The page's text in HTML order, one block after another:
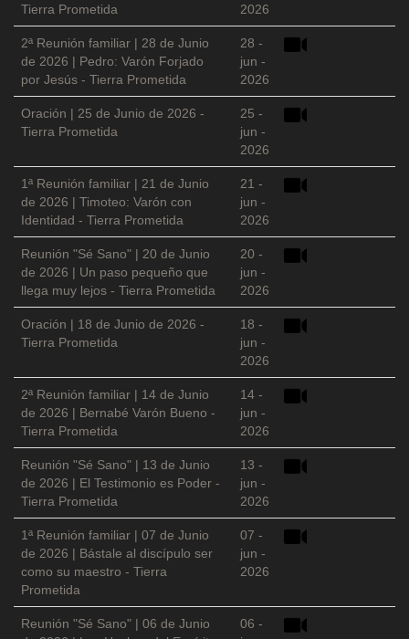
Tierra Prometida
2026
2ª Reunión familiar | 28 de Junio
de 2026 | Pedro: Varón Forjado
por Jesús - Tierra Prometida
28 -
jun -
2026
Oración | 25 de Junio de 2026 -
Tierra Prometida
25 -
jun -
2026
1ª Reunión familiar | 21 de Junio
de 2026 | Timoteo: Varón con
Identidad - Tierra Prometida
21 -
jun -
2026
Reunión "Sé Sano" | 20 de Junio
de 2026 | Un paso pequeño que
llega muy lejos - Tierra Prometida
20 -
jun -
2026
Oración | 18 de Junio de 2026 -
Tierra Prometida
18 -
jun -
2026
2ª Reunión familiar | 14 de Junio
de 2026 | Bernabé Varón Bueno -
Tierra Prometida
14 -
jun -
2026
Reunión "Sé Sano" | 13 de Junio
de 2026 | El Testimonio es Poder -
Tierra Prometida
13 -
jun -
2026
1ª Reunión familiar | 07 de Junio
de 2026 | Bástale al discípulo ser
como su maestro - Tierra
Prometida
07 -
jun -
2026
Reunión "Sé Sano" | 06 de Junio
06 -